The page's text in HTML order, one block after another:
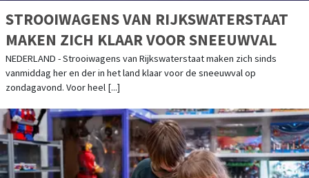
STROOIWAGENS VAN RIJKSWATERSTAAT
MAKEN ZICH KLAAR VOOR SNEEUWVAL
NEDERLAND - Strooiwagens van Rijkswaterstaat maken zich sinds
vanmiddag her en der in het land klaar voor de sneeuwval op
zondagavond. Voor heel [...]